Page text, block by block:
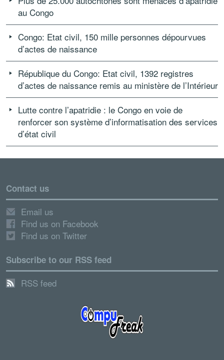
au Congo
Congo: Etat civil, 150 mille personnes dépourvues
d’actes de naissance
République du Congo: Etat civil, 1392 registres
d’actes de naissance remis au ministère de l’Intérieur
Lutte contre l’apatridie : le Congo en voie de
renforcer son système d’informatisation des services
d’état civil
Contact us
Email us
Find us on Facebook
Find us on Twitter
Subscribe to our RSS feed
RSS feed